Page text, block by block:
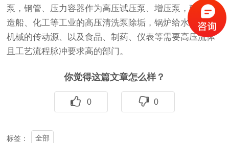
泵，钢管、压力容器作为高压试压泵、增压泵，建筑、
造船、化工等工业的高压清洗泵除垢，锅炉给水、液压
机械的传动源、以及食品、制药、仪表等需要高压流体
且工艺流程脉冲要求高的部门。
你觉得这篇文章怎么样？
0 0
标签： 全部